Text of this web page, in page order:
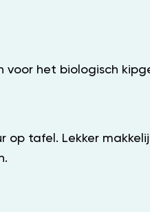
voor het biologisch
tafel. Lekker